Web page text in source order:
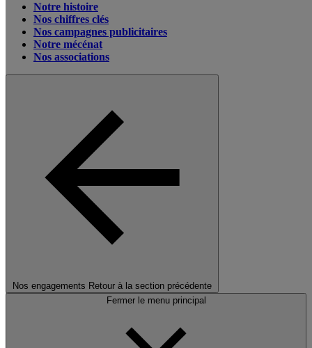
Notre histoire
Nos chiffres clés
Nos campagnes publicitaires
Notre mécénat
Nos associations
Nos engagements Retour à la section précédente
Fermer le menu principal